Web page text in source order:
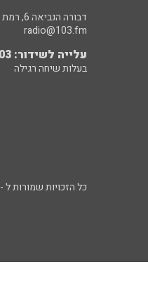
דבורה הנביאה 6, רמת השרון
radio@103.fm
עלייה לשידור: 0552-103-103
בעלות שיחה רגילה
כל הזכויות שמורות ל - 103FM